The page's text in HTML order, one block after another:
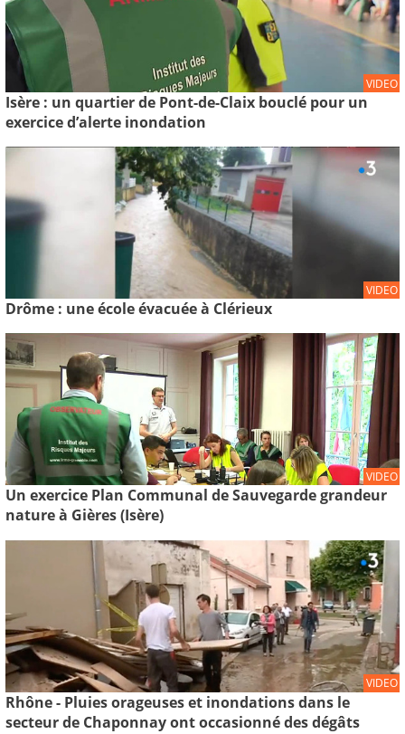
VIDEO
Isère : un quartier de Pont-de-Claix bouclé pour un
exercice d’alerte inondation
VIDEO
Drôme : une école évacuée à Clérieux
VIDEO
Un exercice Plan Communal de Sauvegarde grandeur
nature à Gières (Isère)
VIDEO
Rhône - Pluies orageuses et inondations dans le
secteur de Chaponnay ont occasionné des dégâts